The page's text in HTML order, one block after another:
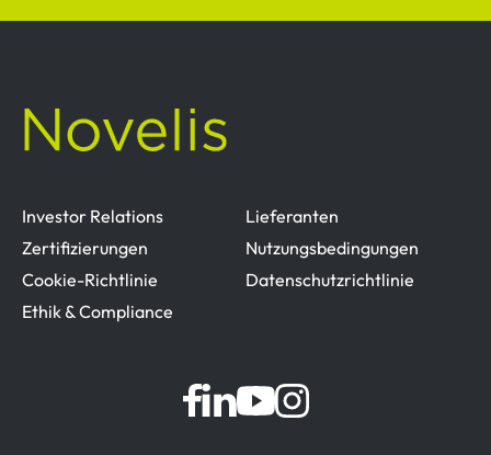
Investor Relations
Lieferanten
Zertifizierungen
Nutzungsbedingungen
Cookie-Richtlinie
Datenschutzrichtlinie
Ethik & Compliance